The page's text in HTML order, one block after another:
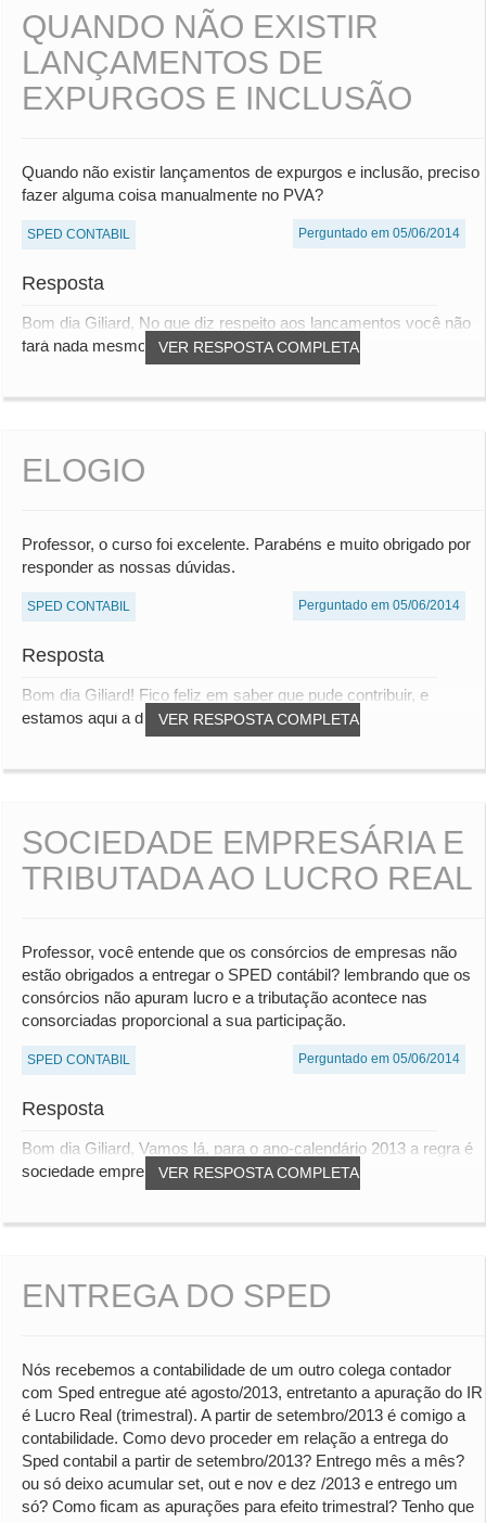
QUANDO NÃO EXISTIR
LANÇAMENTOS DE
EXPURGOS E INCLUSÃO
Quando não existir lançamentos de expurgos e inclusão, preciso
fazer alguma coisa manualmente no PVA?
SPED CONTABIL Perguntado em 05/06/2014
Resposta
VER RESPOSTA COMPLETA
Bom dia Giliard, No que diz respeito aos lançamentos você não
fará nada mesmo, mas deve ter atenção...
ELOGIO
Professor, o curso foi excelente. Parabéns e muito obrigado por
responder as nossas dúvidas.
SPED CONTABIL Perguntado em 05/06/2014
Resposta
VER RESPOSTA COMPLETA
Bom dia Giliard! Fico feliz em saber que pude contribuir, e
estamos aqui a disposição para responde...
SOCIEDADE EMPRESÁRIA E
TRIBUTADA AO LUCRO REAL
Professor, você entende que os consórcios de empresas não
estão obrigados a entregar o SPED contábil? lembrando que os
consórcios não apuram lucro e a tributação acontece nas
consorciadas proporcional a sua participação.
SPED CONTABIL Perguntado em 05/06/2014
Resposta
VER RESPOSTA COMPLETA
Bom dia Giliard, Vamos lá, para o ano-calendário 2013 a regra é
sociedade empresária e tributada ao...
ENTREGA DO SPED
Nós recebemos a contabilidade de um outro colega contador
com Sped entregue até agosto/2013, entretanto a apuração do IR
é Lucro Real (trimestral). A partir de setembro/2013 é comigo a
contabilidade. Como devo proceder em relação a entrega do
Sped contabil a partir de setembro/2013? Entrego mês a mês?
ou só deixo acumular set, out e nov e dez /2013 e entrego um
só? Como ficam as apurações para efeito trimestral? Tenho que